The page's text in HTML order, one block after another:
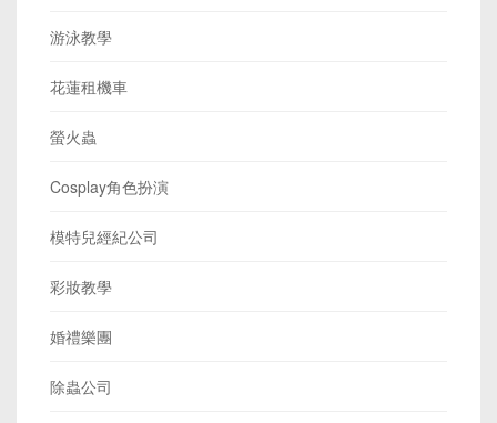
游泳教學
花蓮租機車
螢火蟲
Cosplay角色扮演
模特兒經紀公司
彩妝教學
婚禮樂團
除蟲公司